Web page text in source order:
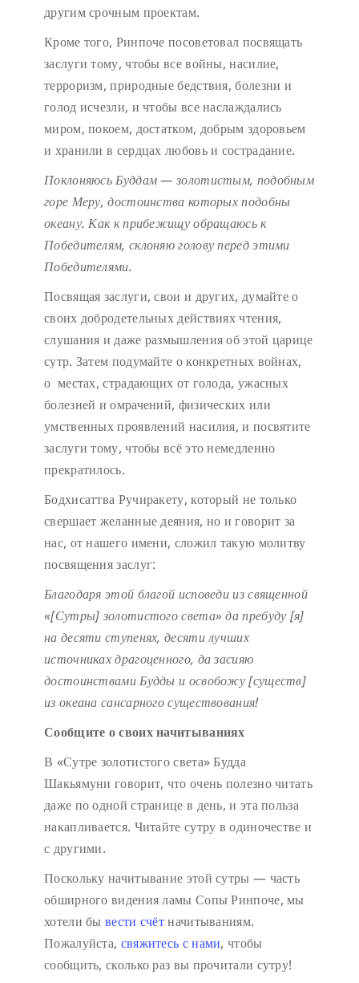
другим срочным проектам.
Кроме того, Ринпоче посоветовал посвящать
заслуги тому, чтобы все войны, насилие,
терроризм, природные бедствия, болезни и
голод исчезли, и чтобы все наслаждались
миром, покоем, достатком, добрым здоровьем
и хранили в сердцах любовь и сострадание.
Поклоняюсь Буддам — золотистым, подобным
горе Меру, достоинства которых подобны
океану. Как к прибежищу обращаюсь к
Победителям, склоняю голову перед этими
Победителями.
Посвящая заслуги, свои и других, думайте о
своих добродетельных действиях чтения,
слушания и даже размышления об этой царице
сутр. Затем подумайте о конкретных войнах,
о местах, страдающих от голода, ужасных
болезней и омрачений, физических или
умственных проявлений насилия, и посвятите
заслуги тому, чтобы всё это немедленно
прекратилось.
Бодхисаттва Ручиракету, который не только
свершает желанные деяния, но и говорит за
нас, от нашего имени, сложил такую молитву
посвящения заслуг:
Благодаря этой благой исповедииз священной
«[Сутры] золотистого света» да пребуду [я]
на десяти ступенях, десяти лучших
источниках драгоценного, да засияю
достоинствами Будды и освобожу [существ]
из океана сансарного существования!
Сообщите о своих начитываниях
В «Сутре золотистого света» Будда
Шакьямуни говорит, что очень полезно читать
даже по одной странице в день, и эта польза
накапливается. Читайте сутру в одиночестве и
с другими.
Поскольку начитывание этой сутры — часть
обширного видения ламы Сопы Ринпоче, мы
хотели бы вести счётначитываниям.
Пожалуйста, свяжитесь с нами, чтобы
сообщить, сколько раз вы прочитали сутру!